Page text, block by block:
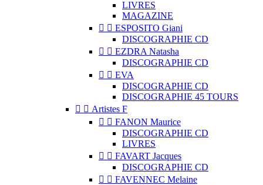
LIVRES
MAGAZINE
  ESPOSITO Giani
DISCOGRAPHIE CD
  EZDRA Natasha
DISCOGRAPHIE CD
  EVA
DISCOGRAPHIE CD
DISCOGRAPHIE 45 TOURS
  Artistes F
  FANON Maurice
DISCOGRAPHIE CD
LIVRES
  FAVART Jacques
DISCOGRAPHIE CD
  FAVENNEC Melaine